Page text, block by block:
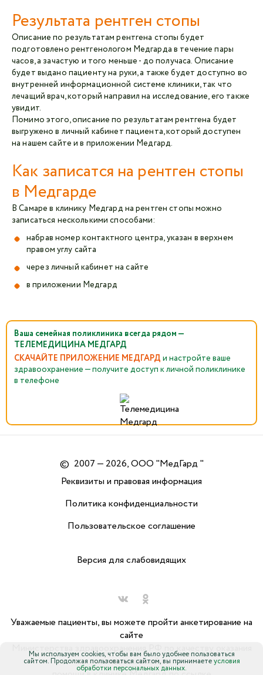
Результата рентген стопы
Описание по результатам рентгена стопы будет
подготовлено рентгенологом Медгарда в течение пары
часов, а зачастую и того меньше - до получаса. Описание
будет выдано пациенту на руки, а также будет доступно во
внутренней информационной системе клиники, так что
лечащий врач, который направил на исследование, его также
увидит.
Помимо этого, описание по результатам рентгена будет
выгружено в личный кабинет пациента, который доступен
на нашем сайте и в приложении Медгард.
Как записатся на рентген стопы
в Медгарде
В Самаре в клинику Медгард на рентген стопы можно
записаться несколькими способами:
набрав номер контактного центра, указан в верхнем
правом углу сайта
через личный кабинет на сайте
в приложении Медгард
Ваша семейная поликлиника всегда рядом —
ТЕЛЕМЕДИЦИНА МЕДГАРД
СКАЧАЙТЕ ПРИЛОЖЕНИЕ МЕДГАРД и настройте ваше
здравоохранение — получите доступ к личной поликлинике
в телефоне
© 2007 — 2026, ООО "МедГард "
Реквизиты и правовая информация
Политика конфиденциальности
Пользовательское соглашение
Версия для слабовидящих
Уважаемые пациенты, вы можете пройти анкетирование на
сайте
Министерства здравоохранения РФ по качеству оказания
медицинской
Мы используем cookies, чтобы вам было удобнее пользоваться
сайтом. Продолжая пользоваться сайтом, вы принимаетеусловия
обработки персональных данных.